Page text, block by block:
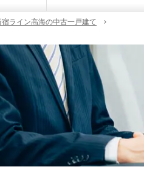
ライン高海の中古一戸建て